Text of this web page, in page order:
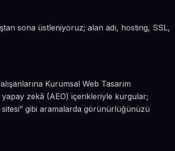
sona üstleniyoruz; alan adı, hosting, SSL,
Kurumsal Web Tasarım
zekâ (AEO) içerikleriyle kurgular;
gibi aramalarda görünürlüğünüzü